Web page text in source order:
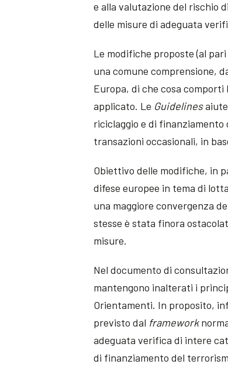
e alla valutazione del rischio
delle misure di adeguata
Le modifiche proposte (al
una comune comprensione,
Europa, di che cosa comporti
applicato. Le Guidelines
riciclaggio e di
transazioni occasionali, in
Obiettivo delle modifiche, in
difese europee in tema di
una maggiore convergenza
stesse è stata finora
misure.
Nel documento di
mantengono inalterati i
Orientamenti. In proposito,
previsto dal framework
adeguata verifica di intere
di finanziamento del